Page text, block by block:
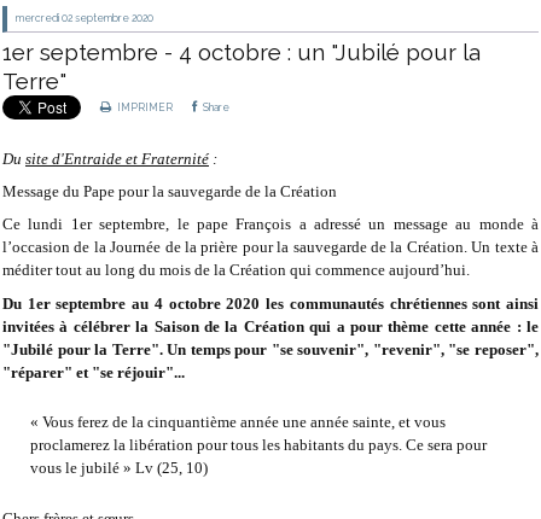
mercredi 02 septembre 2020
1er septembre - 4 octobre : un "Jubilé pour la
Terre"
IMPRIMER Share
Du site d'Entraide et Fraternité :
Message du Pape pour la sauvegarde de la Création
Ce lundi 1er septembre, le pape François a adressé un message au monde à
l’occasion de la Journée de la prière pour la sauvegarde de la Création. Un texte à
méditer tout au long du mois de la Création qui commence aujourd’hui.
Du 1er septembre au 4 octobre 2020 les communautés chrétiennes sont ainsi
invitées à célébrer la Saison de la Création qui a pour thème cette année : le
"Jubilé pour la Terre". Un temps pour "se souvenir", "revenir", "se reposer",
"réparer" et "se réjouir"...
« Vous ferez de la cinquantième année une année sainte, et vous
proclamerez la libération pour tous les habitants du pays. Ce sera pour
vous le jubilé » Lv (25, 10)